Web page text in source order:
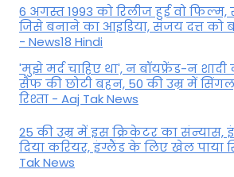
6 अगस्त 1993 को रिलीज हुई वो फिल्म,
जिसे बनाने का आइडिया, संजय दत्त को
- News18 Hindi
'मुझे मर्द चाहिए था', न बॉयफ्रेंड-न शादी
सैफ की छोटी बहन, 50 की उम्र में
रिश्ता - Aaj Tak News
25 की उम्र में इस क्रिकेटर का संन्यास,
दिया करियर, इंग्लैंड के लिए खेल पाया
Tak News